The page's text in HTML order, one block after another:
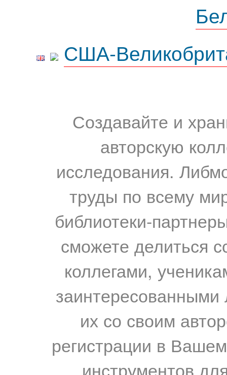
США-
Создавайте и
авторскую
исследования.
труды по всему
библиотеки-
сможете делиться
коллегами,
их со своим
регистрации в
инструментов